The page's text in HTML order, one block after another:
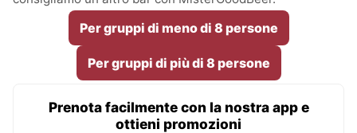
Per gruppi di meno di 8 persone
Per gruppi di più di 8 persone
Prenota facilmente con la nostra app e
ottieni promozioni